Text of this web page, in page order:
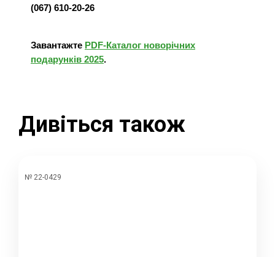
(067) 610-20-26
Завантажте PDF-Каталог новорічних
подарунків 2025.
Дивіться також
№ 22-0429